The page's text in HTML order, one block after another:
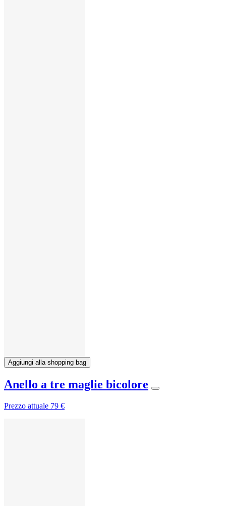
Aggiungi alla shopping bag
Anello a tre maglie bicolore
Prezzo attuale 79 €